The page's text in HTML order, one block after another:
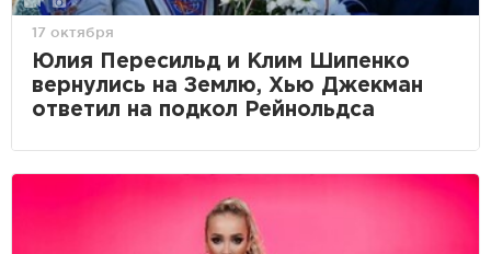
17 октября
Юлия Пересильд и Клим Шипенко
вернулись на Землю, Хью Джекман
ответил на подкол Рейнольдса